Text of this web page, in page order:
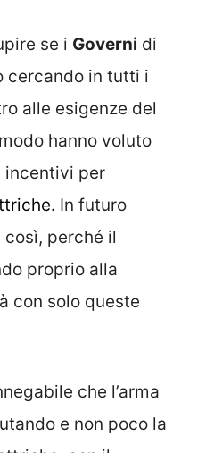
se i Governi di
cercando in tutti i
alle esigenze del
hanno voluto
incentivi per
In futuro
perché il
proprio alla
con solo queste
che l’arma
e non poco la